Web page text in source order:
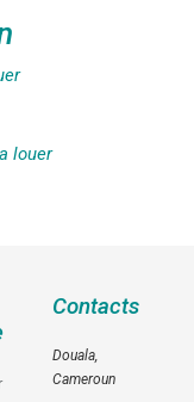
louer
Contacts
Douala,
Cameroun